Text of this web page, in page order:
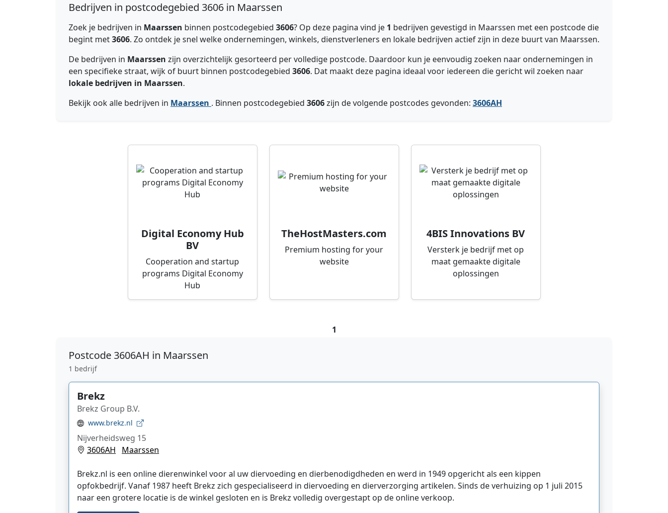
Bedrijven in postcodegebied 3606 in Maarssen
Zoek je bedrijven in Maarssen binnen postcodegebied 3606? Op deze pagina vind je 1 bedrijven gevestigd in Maarssen met een postcode die
begint met3606. Zo ontdek je snel welke ondernemingen, winkels, dienstverleners en lokale bedrijven actief zijn in deze buurt van Maarssen.
De bedrijven in Maarssen zijn overzichtelijk gesorteerd per volledige postcode. Daardoor kun je eenvoudig zoeken naar ondernemingen in
een specifieke straat, wijk of buurt binnen postcodegebied 3606. Dat maakt deze pagina ideaal voor iedereen die gericht wil zoeken naar
lokale bedrijven in Maarssen.
Bekijk ook alle bedrijven in Maarssen . Binnen postcodegebied 3606zijn de volgende postcodes gevonden: 3606AH
Digital Economy Hub
BV
Cooperation and startup
programs Digital Economy
Hub
TheHostMasters.com
Premium hosting for your
website
4BIS Innovations BV
Versterk je bedrijf met op
maat gemaakte digitale
oplossingen
1
Postcode 3606AH in Maarssen
1 bedrijf
Brekz
Brekz Group B.V.
www.brekz.nl
Nijverheidsweg 15
3606AH
Maarssen
Brekz.nl is een online dierenwinkel voor al uw diervoeding en dierbenodigdheden en werd in 1949 opgericht als een kippen
opfokbedrijf. Vanaf 1987 heeft Brekz zich gespecialiseerd in diervoeding en dierverzorging artikelen. Sinds de verhuizing op 1 juli 2015
naar een grotere locatie is de winkel gesloten en is Brekz volledig overgestapt op de online verkoop.